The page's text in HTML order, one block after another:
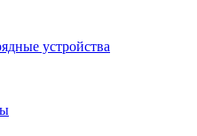
устройства